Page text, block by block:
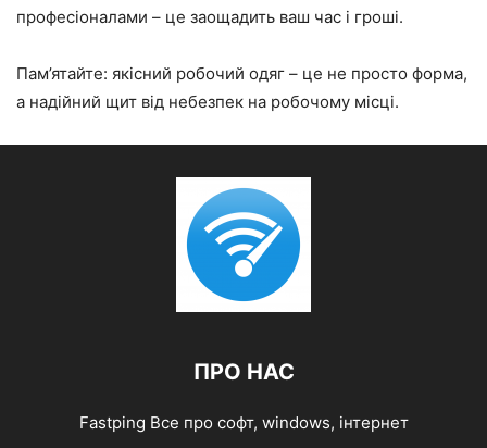
професіоналами – це заощадить ваш час і гроші.
Пам’ятайте: якісний робочий одяг – це не просто форма,
а надійний щит від небезпек на робочому місці.
ПРО НАС
Fastping Все про софт, windows, інтернет